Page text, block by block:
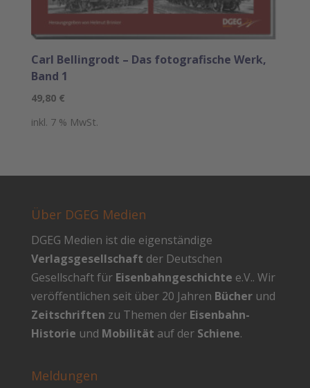
Carl Bellingrodt – Das fotografische Werk,
Band 1
49,80 €
inkl. 7 % MwSt.
Über DGEG Medien
DGEG Medien ist die eigenständige
Verlagsgesellschaft der Deutschen
Gesellschaft für Eisenbahngeschichte e.V.. Wir
veröffentlichen seit über 20 Jahren Bücherund
Zeitschriften zu Themen der Eisenbahn-
Historie und Mobilität auf der Schiene.
Meldungen